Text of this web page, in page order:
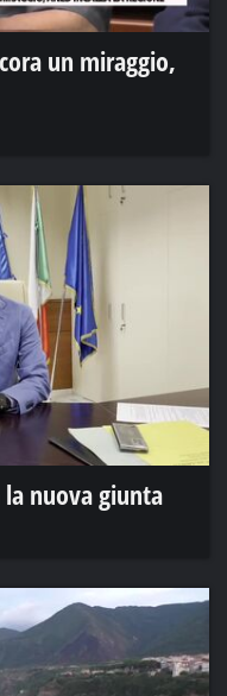
un miraggio,
la nuova giunta